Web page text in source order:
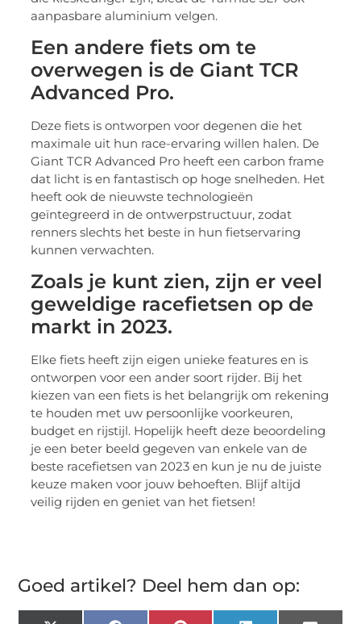
aanpasbare aluminium velgen.
Een andere fiets om te
overwegen is de Giant TCR
Advanced Pro.
Deze fiets is ontworpen voor degenen die het
maximale uit hun race-ervaring willen halen. De
Giant TCR Advanced Pro heeft een carbon frame
dat licht is en fantastisch op hoge snelheden. Het
heeft ook de nieuwste technologieën
geïntegreerd in de ontwerpstructuur, zodat
renners slechts het beste in hun fietservaring
kunnen verwachten.
Zoals je kunt zien, zijn er veel
geweldige racefietsen op de
markt in 2023.
Elke fiets heeft zijn eigen unieke features en is
ontworpen voor een ander soort rijder. Bij het
kiezen van een fiets is het belangrijk om rekening
te houden met uw persoonlijke voorkeuren,
budget en rijstijl. Hopelijk heeft deze beoordeling
je een beter beeld gegeven van enkele van de
beste racefietsen van 2023 en kun je nu de juiste
keuze maken voor jouw behoeften. Blijf altijd
veilig rijden en geniet van het fietsen!
Goed artikel? Deel hem dan op: